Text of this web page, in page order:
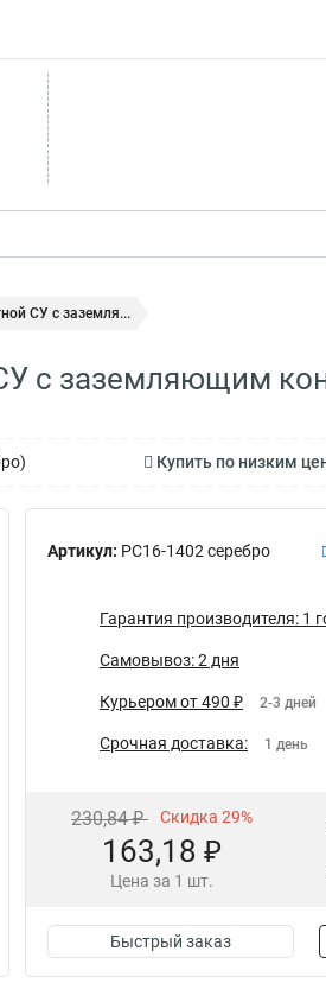
СУ с заземля...
с заземляющим
Купить по низким
Артикул: РС16-1402 серебро
Гарантия производителя: 1
Самовывоз: 2 дня
Курьером от 490 ₽ 2-3 дней
Срочная доставка: 1 день
230,84 ₽ Скидка 29%
163,18 ₽
Цена за 1 шт.
Быстрый заказ